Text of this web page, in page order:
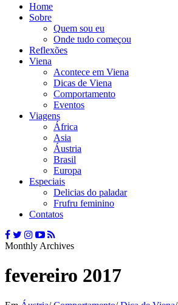
Home
Sobre
Quem sou eu
Onde tudo começou
Reflexões
Viena
Acontece em Viena
Dicas de Viena
Comportamento
Eventos
Viagens
África
Asia
Áustria
Brasil
Europa
Especiais
Delicias do paladar
Frufru feminino
Contatos
Monthly Archives
fevereiro 2017